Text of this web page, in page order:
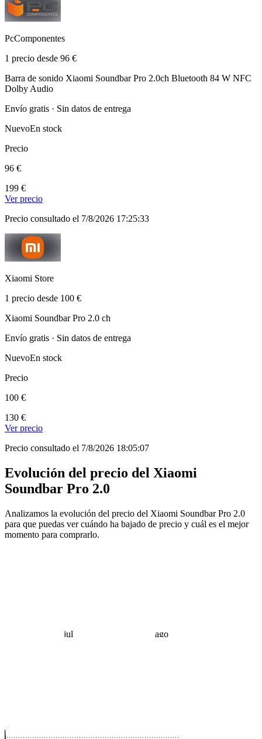
PcComponentes
1 precio desde 96 €
Barra de sonido Xiaomi Soundbar Pro 2.0ch Bluetooth 84 W NFC
Dolby Audio
Envío gratis · Sin datos de entrega
NuevoEn stock
Precio
96 €
199 €
Ver precio
Precio consultado el 7/8/2026 17:25:33
Xiaomi Store
1 precio desde 100 €
Xiaomi Soundbar Pro 2.0 ch
Envío gratis · Sin datos de entrega
NuevoEn stock
Precio
100 €
130 €
Ver precio
Precio consultado el 7/8/2026 18:05:07
Evolución del precio del Xiaomi
Soundbar Pro 2.0
Analizamos la evolución del precio del Xiaomi Soundbar Pro 2.0
para que puedas ver cuándo ha bajado de precio y cuál es el mejor
momento para comprarlo.
jul ago